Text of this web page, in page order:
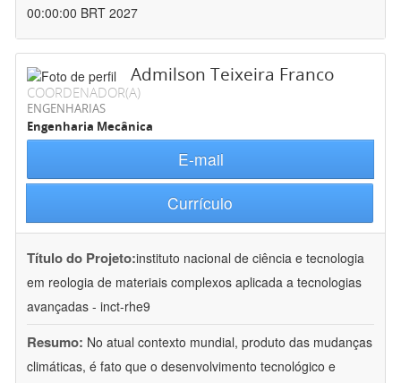
00:00:00 BRT 2027
Admilson Teixeira Franco
COORDENADOR(A)
ENGENHARIAS
Engenharia Mecânica
E-mail
Currículo
Título do Projeto:instituto nacional de ciência e tecnologia
em reologia de materiais complexos aplicada a tecnologias
avançadas - inct-rhe9
Resumo: No atual contexto mundial, produto das mudanças
climáticas, é fato que o desenvolvimento tecnológico e